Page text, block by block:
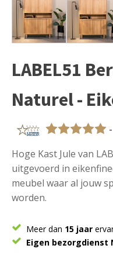
LABEL51
Naturel -
Hoge Kast Jule van
uitgevoerd in
meubel waar al jouw
worden.
Meer dan 15 jaar
Eigen bezorgdienst